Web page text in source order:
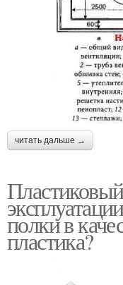
читать дальше →
полки в
пластика?